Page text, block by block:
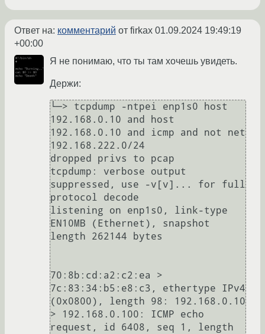
Ответ на: комментарий от firkax 01.09.2024 19:49:19
+00:00
Я не понимаю, что ты там хочешь увидеть.
Держи:
└─> tcpdump -ntpei enp1s0 host
192.168.0.10 and host
192.168.0.10 and icmp and not net
192.168.222.0/24
dropped privs to pcap
tcpdump: verbose output
suppressed, use -v[v]... for full
protocol decode
listening on enp1s0, link-type
EN10MB (Ethernet), snapshot
length 262144 bytes
70:8b:cd:a2:c2:ea >
7c:83:34:b5:e8:c3, ethertype IPv4
(0x0800), length 98: 192.168.0.10
> 192.168.0.100: ICMP echo
request, id 6408, seq 1, length